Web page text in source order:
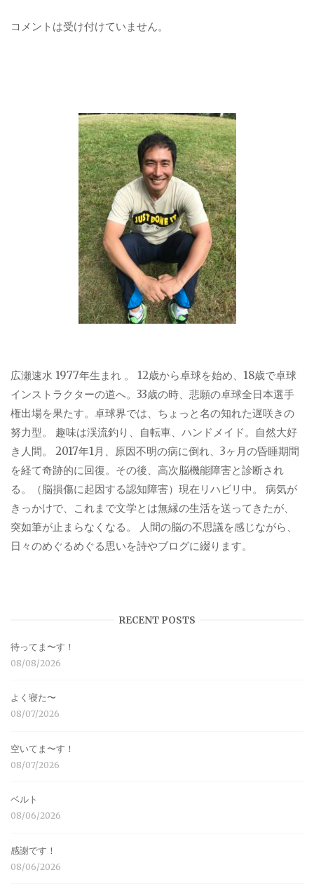
コメントは受け付けていません。
広瀬速水 1977年生まれ 。 12歳から卓球を始め、18歳で卓球
インストラクターの道へ。33歳の時、悲願の卓球全日本選手
権出場を果たす。卓球界では、ちょっと名の知れた遅咲きの
努力型。 趣味は渓流釣り、自転車、ハンドメイド。自然大好
き人間。 2017年1月、原因不明の病に倒れ、3ヶ月の昏睡期間
を経て奇跡的に回復。その後、高次脳機能障害と診断され
る。（脳損傷に起因する認知障害）現在リハビリ中。 病気が
きっかけで、これまで文学とは無縁の生活を送ってきたが、
突如筆が止まらなくなる。 人間の脳の不思議を感じながら、
日々のめぐるめぐる思いを詩やブログに綴ります。
RECENT POSTS
待ってま〜す！
08/08/2026
よく寝た〜
08/07/2026
空いてま〜す！
08/07/2026
ベルト
08/06/2026
感謝です！
08/06/2026